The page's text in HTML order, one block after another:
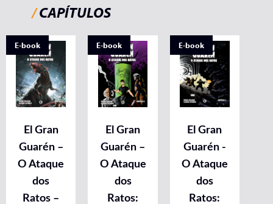
/CAPÍTULOS
E-book
El Gran
Guarén –
O Ataque
dos
Ratos –
E-book
El Gran
Guarén –
O Ataque
dos
Ratos:
E-book
El Gran
Guarén -
O Ataque
dos
Ratos: